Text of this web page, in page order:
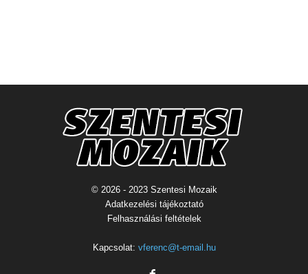
© 2026 - 2023 Szentesi Mozaik
Adatkezelési tájékoztató
Felhasználási feltételek
Kapcsolat: vferenc@t-email.hu